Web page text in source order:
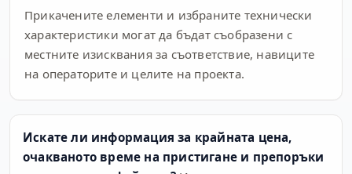
Прикачените елементи и избраните технически
характеристики могат да бъдат съобразени с
местните изисквания за съответствие, навиците
на операторите и целите на проекта.
Искате ли информация за крайната цена,
очакваното време на пристигане и препоръки